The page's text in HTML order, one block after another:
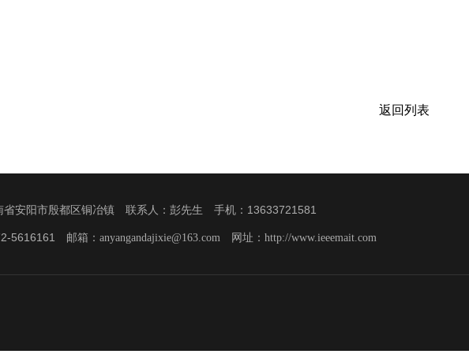
返回列表
省安阳市殷都区铜冶镇 联系人：彭先生 手机：13633721581
5616161 邮箱：anyangandajixie@163.com 网址：http://www.ieeemait.com